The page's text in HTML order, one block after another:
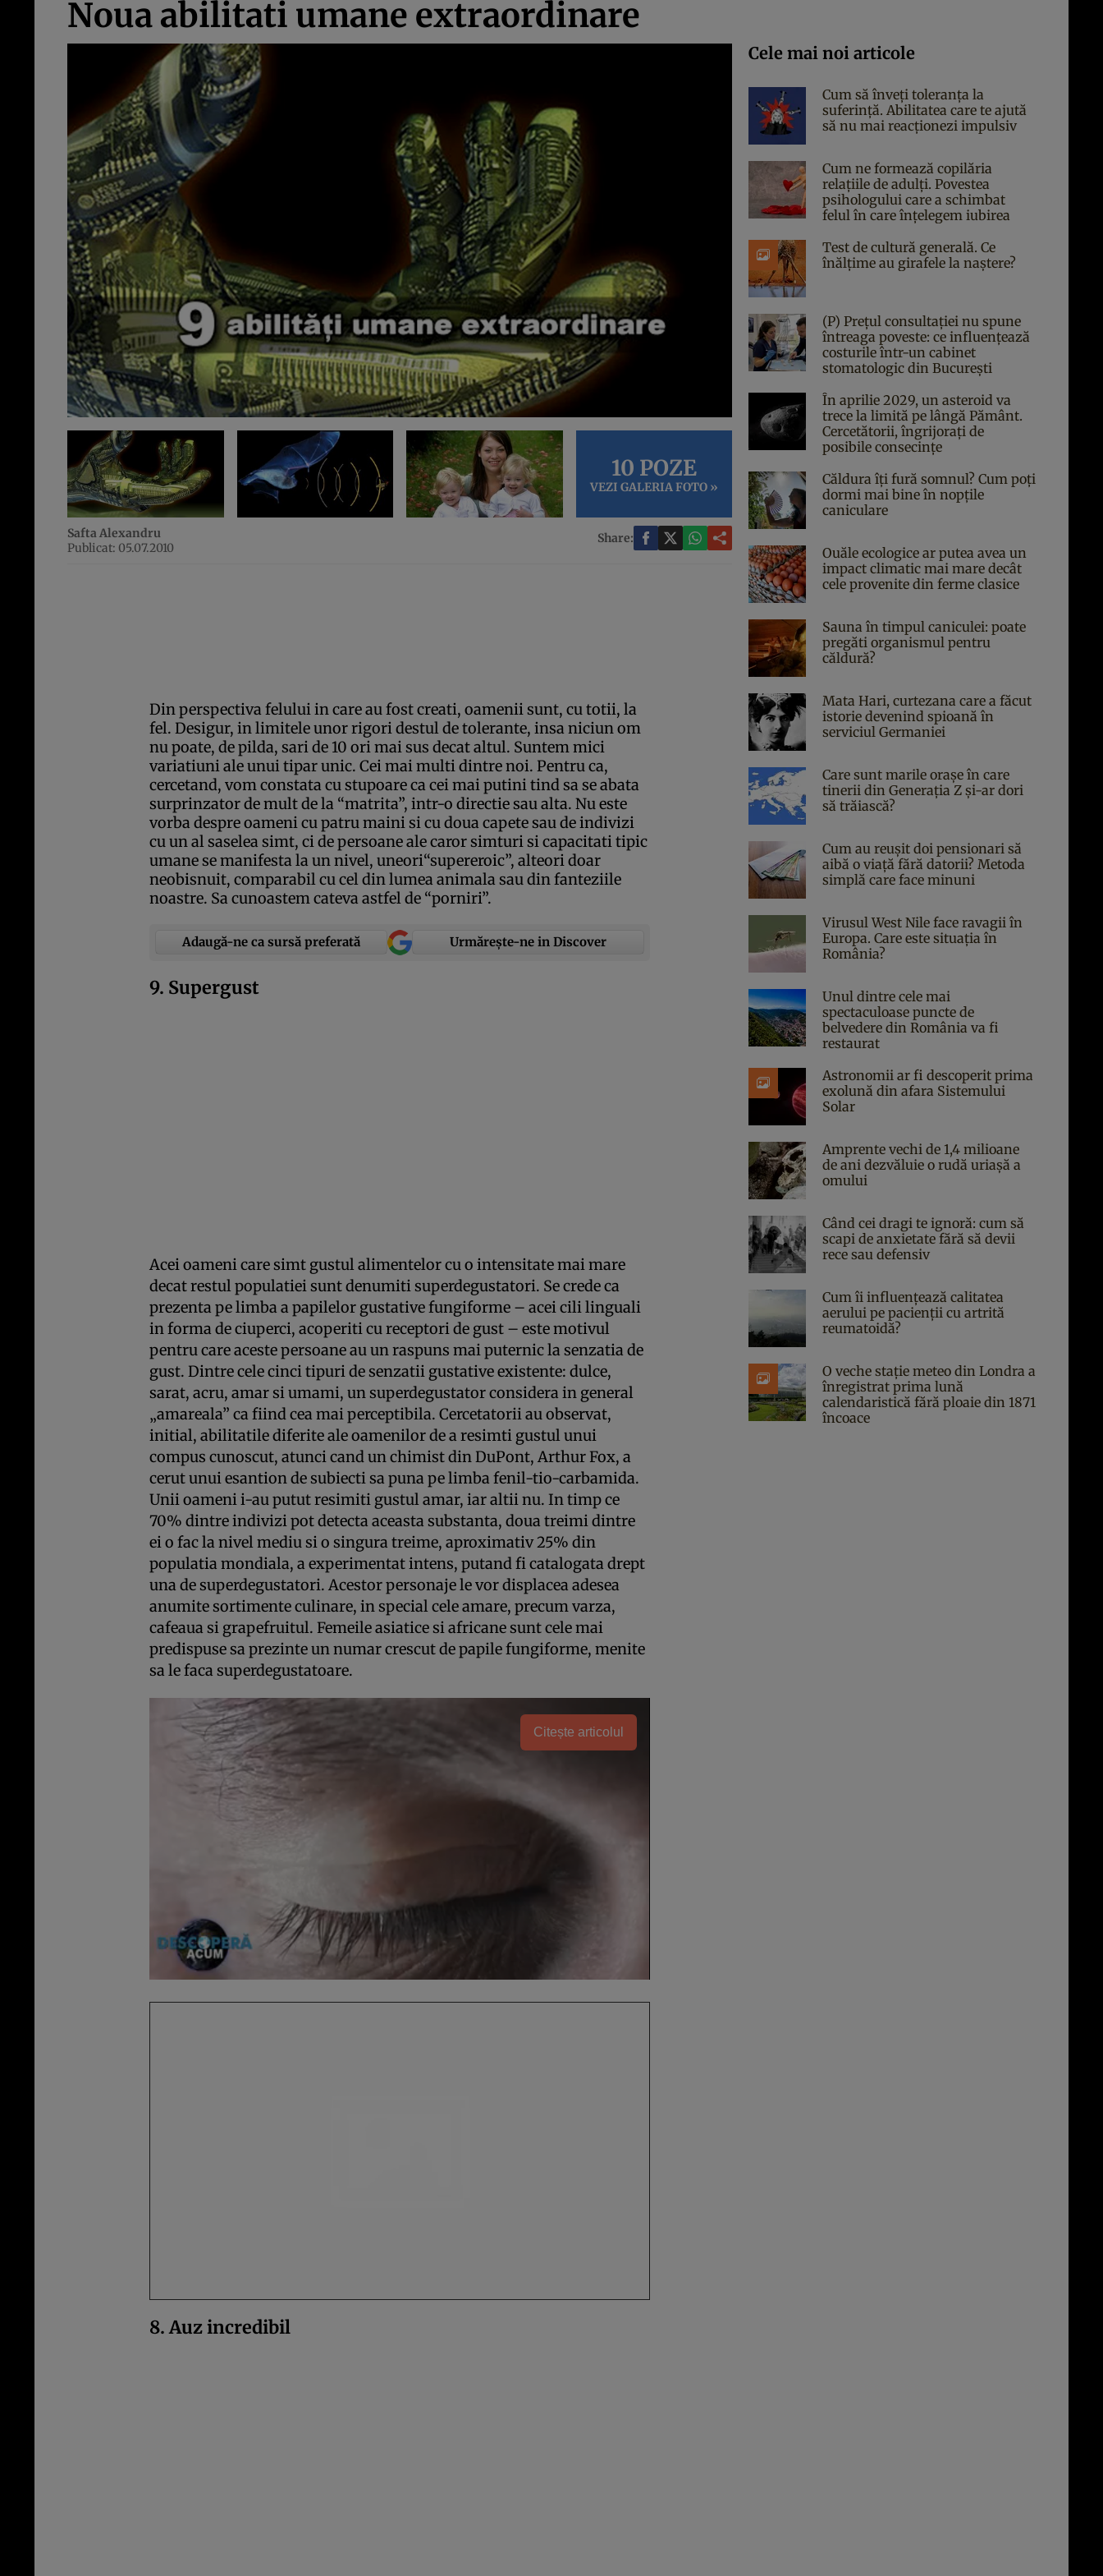
Noua abilitati umane extraordinare
10 POZE
VEZI GALERIA FOTO »
Safta Alexandru
Publicat: 05.07.2010
Share:
Din perspectiva felului in care au fost creati, oamenii sunt, cu totii, la
fel. Desigur, in limitele unor rigori destul de tolerante, insa niciun om
nu poate, de pilda, sari de 10 ori mai sus decat altul. Suntem mici
variatiuni ale unui tipar unic. Cei mai multi dintre noi. Pentru ca,
cercetand, vom constata cu stupoare ca cei mai putini tind sa se abata
surprinzator de mult de la “matrita”, intr-o directie sau alta. Nu este
vorba despre oameni cu patru maini si cu doua capete sau de indivizi
cu un al saselea simt, ci de persoane ale caror simturi si capacitati tipic
umane se manifesta la un nivel, uneori“supereroic”, alteori doar
neobisnuit, comparabil cu cel din lumea animala sau din fanteziile
noastre. Sa cunoastem cateva astfel de “porniri”.
Adaugă-ne ca sursă preferată Urmărește-ne in Discover
9. Supergust
Acei oameni care simt gustul alimentelor cu o intensitate mai mare
decat restul populatiei sunt denumiti superdegustatori. Se crede ca
prezenta pe limba a papilelor gustative fungiforme – acei cili linguali
in forma de ciuperci, acoperiti cu receptori de gust – este motivul
pentru care aceste persoane au un raspuns mai puternic la senzatia de
gust. Dintre cele cinci tipuri de senzatii gustative existente: dulce,
sarat, acru, amar si umami, un superdegustator considera in general
„amareala” ca fiind cea mai perceptibila. Cercetatorii au observat,
initial, abilitatile diferite ale oamenilor de a resimti gustul unui
compus cunoscut, atunci cand un chimist din DuPont, Arthur Fox, a
cerut unui esantion de subiecti sa puna pe limba fenil-tio-carbamida.
Unii oameni i-au putut resimiti gustul amar, iar altii nu. In timp ce
70% dintre indivizi pot detecta aceasta substanta, doua treimi dintre
ei o fac la nivel mediu si o singura treime, aproximativ 25% din
populatia mondiala, a experimentat intens, putand fi catalogata drept
una de superdegustatori. Acestor personaje le vor displacea adesea
anumite sortimente culinare, in special cele amare, precum varza,
cafeaua si grapefruitul. Femeile asiatice si africane sunt cele mai
predispuse sa prezinte un numar crescut de papile fungiforme, menite
sa le faca superdegustatoare.
Citește articolul
8. Auz incredibil
Cele mai noi articole
Cum să înveți toleranța la
suferință. Abilitatea care te ajută
să nu mai reacționezi impulsiv
Cum ne formează copilăria
relațiile de adulți. Povestea
psihologului care a schimbat
felul în care înțelegem iubirea
Test de cultură generală. Ce
înălțime au girafele la naștere?
(P) Prețul consultației nu spune
întreaga poveste: ce influențează
costurile într-un cabinet
stomatologic din București
În aprilie 2029, un asteroid va
trece la limită pe lângă Pământ.
Cercetătorii, îngrijorați de
posibile consecințe
Căldura îți fură somnul? Cum poți
dormi mai bine în nopțile
caniculare
Ouăle ecologice ar putea avea un
impact climatic mai mare decât
cele provenite din ferme clasice
Sauna în timpul caniculei: poate
pregăti organismul pentru
căldură?
Mata Hari, curtezana care a făcut
istorie devenind spioană în
serviciul Germaniei
Care sunt marile orașe în care
tinerii din Generația Z și-ar dori
să trăiască?
Cum au reușit doi pensionari să
aibă o viață fără datorii? Metoda
simplă care face minuni
Virusul West Nile face ravagii în
Europa. Care este situația în
România?
Unul dintre cele mai
spectaculoase puncte de
belvedere din România va fi
restaurat
Astronomii ar fi descoperit prima
exolună din afara Sistemului
Solar
Amprente vechi de 1,4 milioane
de ani dezvăluie o rudă uriașă a
omului
Când cei dragi te ignoră: cum să
scapi de anxietate fără să devii
rece sau defensiv
Cum îi influențează calitatea
aerului pe pacienții cu artrită
reumatoidă?
O veche stație meteo din Londra a
înregistrat prima lună
calendaristică fără ploaie din 1871
încoace